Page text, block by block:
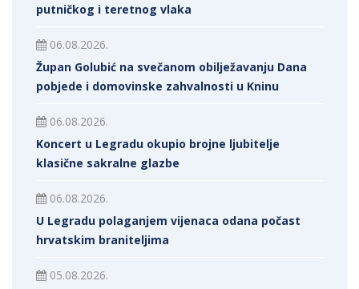
putničkog i teretnog vlaka
06.08.2026.
Župan Golubić na svečanom obilježavanju Dana
pobjede i domovinske zahvalnosti u Kninu
06.08.2026.
Koncert u Legradu okupio brojne ljubitelje
klasične sakralne glazbe
06.08.2026.
U Legradu polaganjem vijenaca odana počast
hrvatskim braniteljima
05.08.2026.